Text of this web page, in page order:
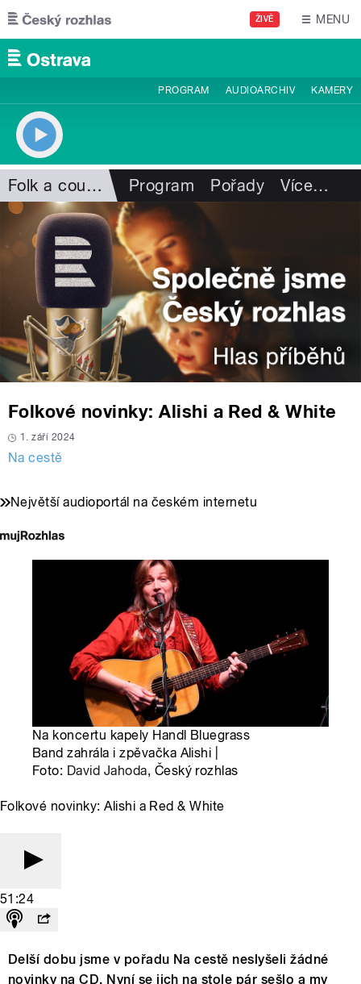
Přejít k hlavnímu obsahu
ŽIVĚ MENU
PROGRAM AUDIOARCHIV KAMERY
Folk a country Program Pořady Více…
Folkové novinky: Alishi a Red & White
1. září 2024
Na cestě
Největší audioportál na českém internetu
Na koncertu kapely Handl Bluegrass
Band zahrála i zpěvačka Alishi |
Foto: David Jahoda, Český rozhlas
Folkové novinky: Alishi a Red & White
51:24
Delší dobu jsme v pořadu Na cestě neslyšeli žádné
novinky na CD. Nyní se jich na stole pár sešlo a my